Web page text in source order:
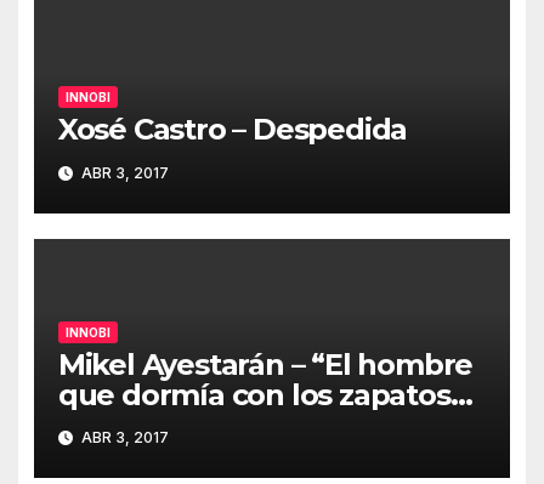
INNOBI
Xosé Castro – Despedida
ABR 3, 2017
INNOBI
Mikel Ayestarán – “El hombre
que dormía con los zapatos
puestos” #innobi17
ABR 3, 2017